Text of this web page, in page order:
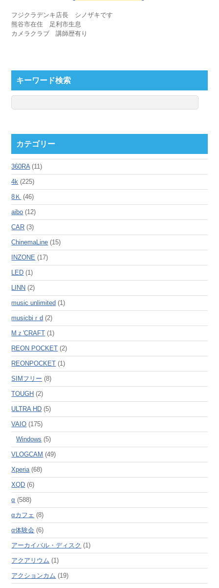
フジクラデンキ店長 シノザキです
熊谷市在住 足利市生息
カメラクラブ 講師歴有り
キーワード検索
カテゴリー
360RA (11)
4k (225)
8Ｋ (46)
aibo (12)
CAR (3)
ChinemaLine (15)
INZONE (17)
LED (1)
LINN (2)
music unlimited (1)
musicbiｒd (2)
Mｚ'CRAFT (1)
REON POCKET (2)
REONPOCKET (1)
SIMフリー (8)
TOUGH (2)
ULTRA HD (5)
VAIO (175)
Windows (5)
VLOGCAM (49)
Xperia (68)
XQD (6)
α (588)
αカフェ (8)
α体験会 (6)
アーカイバル・ディスク (1)
アクアリウム (1)
アクションカム (19)